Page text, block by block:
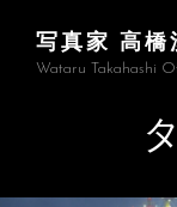
写真家 高橋
Wataru Takahashi